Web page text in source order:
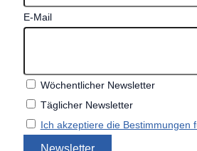
E-Mail
Wöchentlicher Newsletter
Täglicher Newsletter
Ich akzeptiere die Bestimmungen